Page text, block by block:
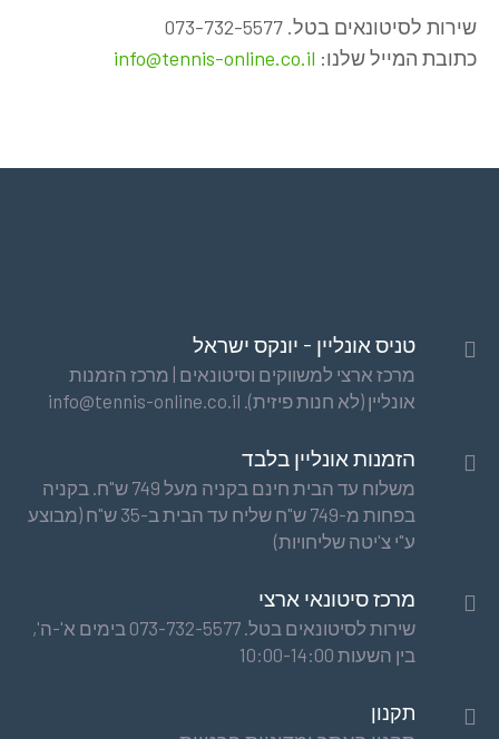
שירות לסיטונאים בטל. 073-732-5577
כתובת המייל שלנו: info@tennis-online.co.il
טניס אונליין - יונקס ישראל
מרכז ארצי למשווקים וסיטונאים | מרכז הזמנות
אונליין (לא חנות פיזית). info@tennis-online.co.il
הזמנות אונליין בלבד
משלוח עד הבית חינם בקניה מעל 749 ש"ח. בקניה
בפחות מ-749 ש"ח שליח עד הבית ב-35 ש"ח (מבוצע
ע"י צ'יטה שליחויות)
מרכז סיטונאי ארצי
שירות לסיטונאים בטל. 073-732-5577 בימים א'-ה',
בין השעות 10:00-14:00
תקנון